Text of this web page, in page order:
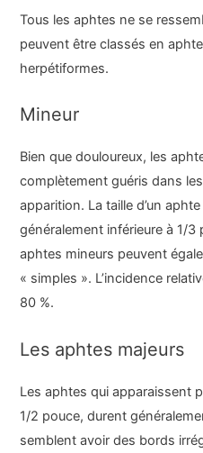
Tous les aphtes ne se
peuvent être classés en
herpétiformes.
Mineur
Bien que douloureux, les
complètement guéris dans
apparition. La taille d’un
généralement inférieure à 1/3
aphtes mineurs peuvent
« simples ». L’incidence
80 %.
Les aphtes majeurs
Les aphtes qui apparaissent
1/2 pouce, durent
semblent avoir des bords